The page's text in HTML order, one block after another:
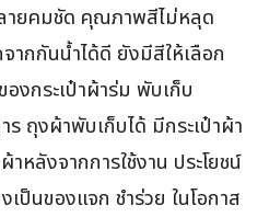
ายคมชัด คุณภาพสีไม่หลุด
กกันน้ำได้ดี ยังมีสีให้เลือก
งกระเป๋าผ้าร่ม พับเก็บ
ถุงผ้าพับเก็บได้ มีกระเป๋าผ้า
าหลังจากการใช้งาน ประโยชน์
ป็นของแจก ชำร่วย ในโอกาส